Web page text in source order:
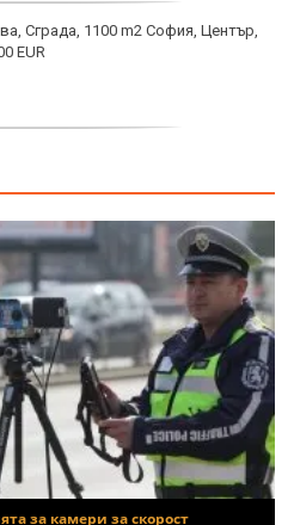
Сграда, 1100 m2 София, Център,
EUR
за камери за скорост